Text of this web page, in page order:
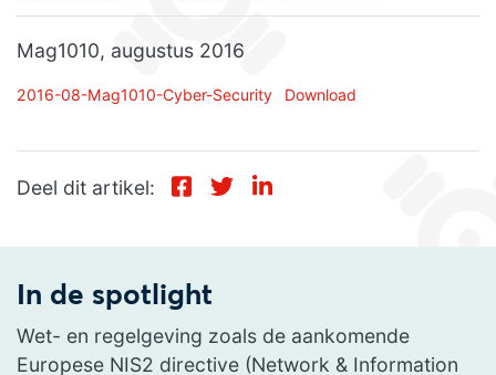
Mag1010, augustus 2016
2016-08-Mag1010-Cyber-Security Download
Deel dit artikel:
In de spotlight
Wet- en regelgeving zoals de aankomende
Europese NIS2 directive (Network & Information